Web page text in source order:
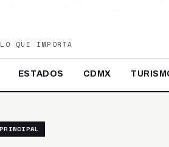
QUE IMPORTA
ESTADOS CDMX
PRINCIPAL